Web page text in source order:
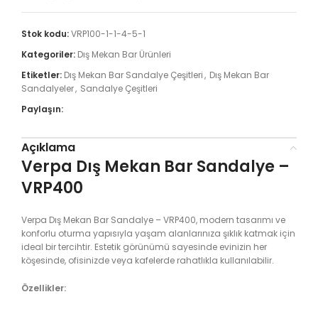
Stok kodu:VRP100-1-1-4-5-1
Kategoriler: Dış Mekan Bar Ürünleri
Etiketler: Dış Mekan Bar Sandalye Çeşitleri, Dış Mekan Bar
Sandalyeler, Sandalye Çeşitleri
Paylaşın:
Açıklama
Verpa Dış Mekan Bar Sandalye –
VRP400
Verpa Dış Mekan Bar Sandalye – VRP400, modern tasarımı ve
konforlu oturma yapısıyla yaşam alanlarınıza şıklık katmak için
ideal bir tercihtir. Estetik görünümü sayesinde evinizin her
köşesinde, ofisinizde veya kafelerde rahatlıkla kullanılabilir.
Özellikler: